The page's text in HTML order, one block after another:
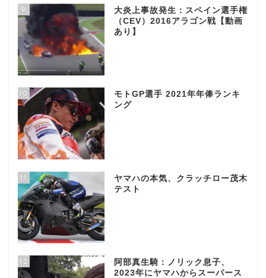
9
大炎上事故発生：スペイン選手権
（CEV）2016アラゴン戦【動画
あり】
10
モトGP選手 2021年年俸ランキ
ング
11
ヤマハの本気、クラッチロー茂木
テスト
12
阿部真生騎：ノリック息子、
2023年にヤマハからスーパース